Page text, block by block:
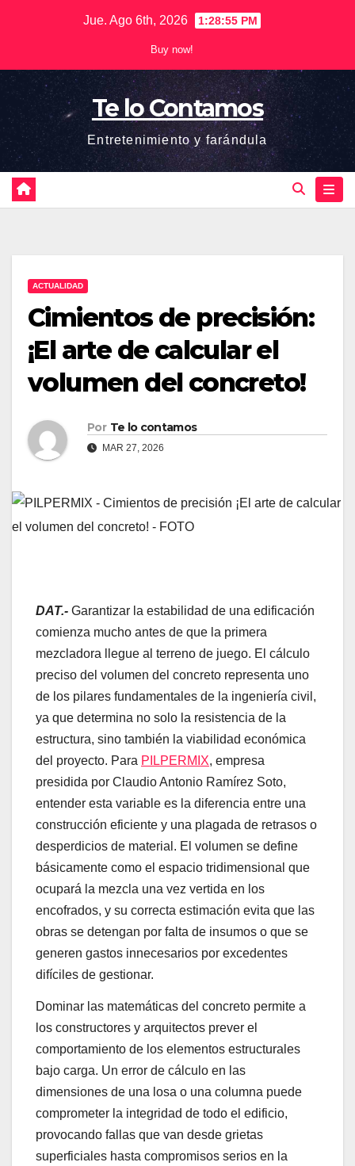
Jue. Ago 6th, 2026 1:28:56 PM
Buy now!
Te lo Contamos
Entretenimiento y farándula
ACTUALIDAD
Cimientos de precisión:
¡El arte de calcular el
volumen del concreto!
Por Te lo contamos
MAR 27, 2026
DAT.- Garantizar la estabilidad de una edificación
comienza mucho antes de que la primera
mezcladora llegue al terreno de juego. El cálculo
preciso del volumen del concreto representa uno
de los pilares fundamentales de la ingeniería civil,
ya que determina no solo la resistencia de la
estructura, sino también la viabilidad económica
del proyecto. Para PILPERMIX, empresa
presidida por Claudio Antonio Ramírez Soto,
entender esta variable es la diferencia entre una
construcción eficiente y una plagada de retrasos o
desperdicios de material. El volumen se define
básicamente como el espacio tridimensional que
ocupará la mezcla una vez vertida en los
encofrados, y su correcta estimación evita que las
obras se detengan por falta de insumos o que se
generen gastos innecesarios por excedentes
difíciles de gestionar.
Dominar las matemáticas del concreto permite a
los constructores y arquitectos prever el
comportamiento de los elementos estructurales
bajo carga. Un error de cálculo en las
dimensiones de una losa o una columna puede
comprometer la integridad de todo el edificio,
provocando fallas que van desde grietas
superficiales hasta compromisos serios en la